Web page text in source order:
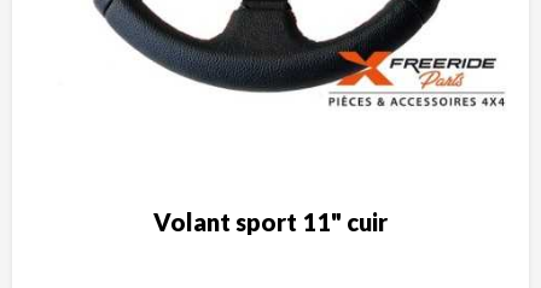
Volant sport 11" cuir